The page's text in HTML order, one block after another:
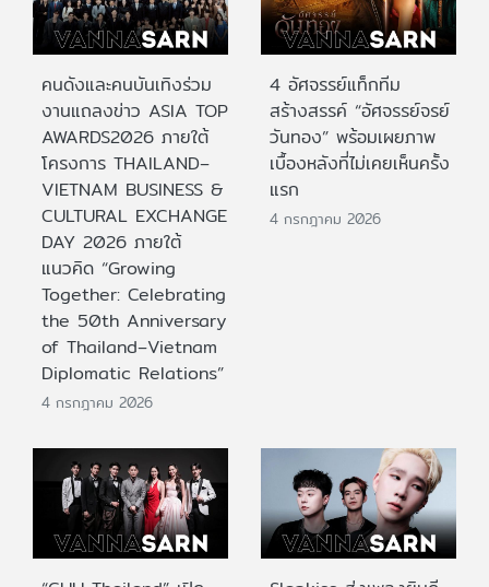
คนดังและคนบันเทิงร่วม
งานแถลงข่าว ASIA TOP
AWARDS2026 ภายใต้
โครงการ THAILAND–
VIETNAM BUSINESS &
CULTURAL EXCHANGE
DAY 2026 ภายใต้
แนวคิด “Growing
Together: Celebrating
the 50th Anniversary
of Thailand–Vietnam
Diplomatic Relations”
4 กรกฎาคม 2026
4 อัศจรรย์แท็กทีม
สร้างสรรค์ “อัศจรรย์จรย์
วันทอง” พร้อมเผยภาพ
เบื้องหลังที่ไม่เคยเห็นครั้ง
แรก
4 กรกฎาคม 2026